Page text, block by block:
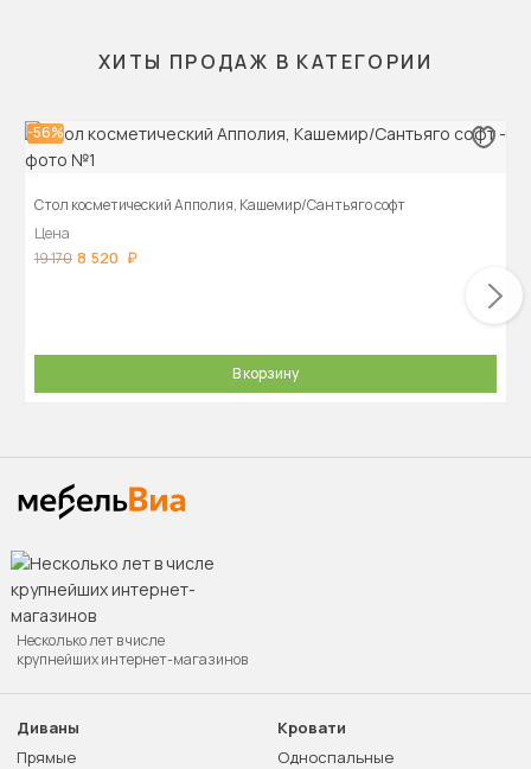
ХИТЫ ПРОДАЖ В КАТЕГОРИИ
-56%
Стол косметический Апполия, Кашемир/Сантьяго софт
Цена
19 170 8 520
В корзину
Несколько лет в числе
крупнейших интернет-магазинов
Диваны
Прямые
Кровати
Односпальные